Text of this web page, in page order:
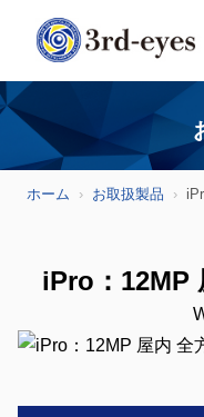
ホーム お取扱製品
iPro：12MP